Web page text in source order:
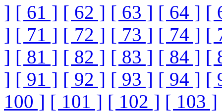
] [ 61 ] [ 62 ] [ 63 ] [ 64 ] [
] [ 71 ] [ 72 ] [ 73 ] [ 74 ] [
] [ 81 ] [ 82 ] [ 83 ] [ 84 ] [
] [ 91 ] [ 92 ] [ 93 ] [ 94 ] [
100 ] [ 101 ] [ 102 ] [ 103 ]